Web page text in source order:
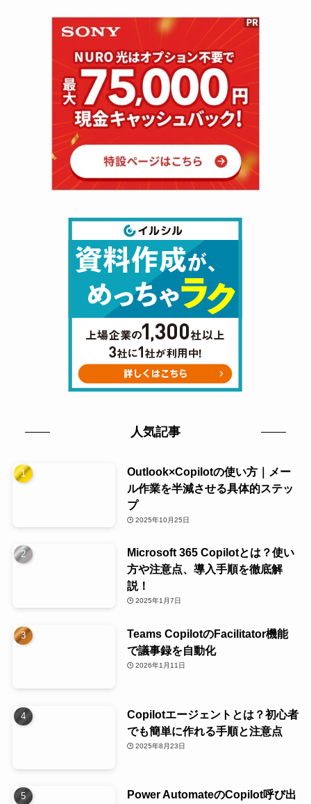
人気記事
Outlook×Copilotの使い方｜メー
ル作業を半減させる具体的ステッ
プ
2025年10月25日
Microsoft 365 Copilotとは？使い
方や注意点、導入手順を徹底解
説！
2025年1月7日
Teams CopilotのFacilitator機能
で議事録を自動化
2026年1月11日
Copilotエージェントとは？初心者
でも簡単に作れる手順と注意点
2025年8月23日
Power AutomateのCopilot呼び出